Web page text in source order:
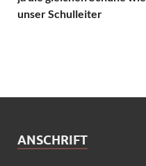
unser Schulleiter
ANSCHRIFT